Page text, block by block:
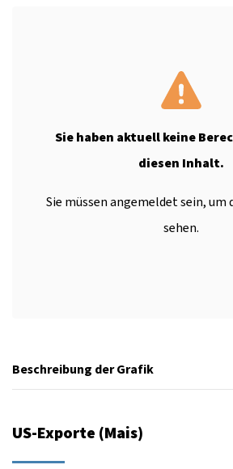
Sie haben aktuell keine
diesen Inhalt.
Sie müssen angemeldet sein, um
sehen.
Beschreibung der Grafik
US-Exporte (Mais)